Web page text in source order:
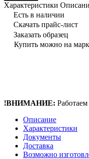
Характеристики
Есть в наличии
Скачать прайс-лист
Заказать образец
Купить можно на
!ВНИМАНИЕ: Работаем
Описание
Характеристики
Документы
Доставка
Возможно